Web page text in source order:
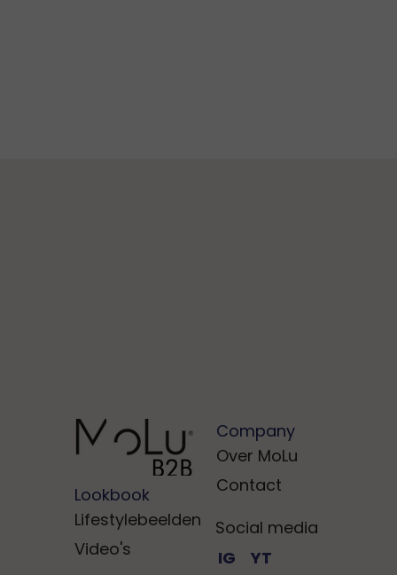
Social media
YT
IG
Lookbook
Lifestylebeelden
Video's
Company
Over MoLu
Contact